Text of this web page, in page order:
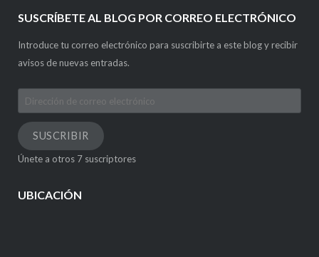
SUSCRÍBETE AL BLOG POR CORREO ELECTRÓNICO
Introduce tu correo electrónico para suscribirte a este blog y recibir
avisos de nuevas entradas.
Dirección
de
correo
electrónico
SUSCRIBIR
Únete a otros 7 suscriptores
UBICACIÓN